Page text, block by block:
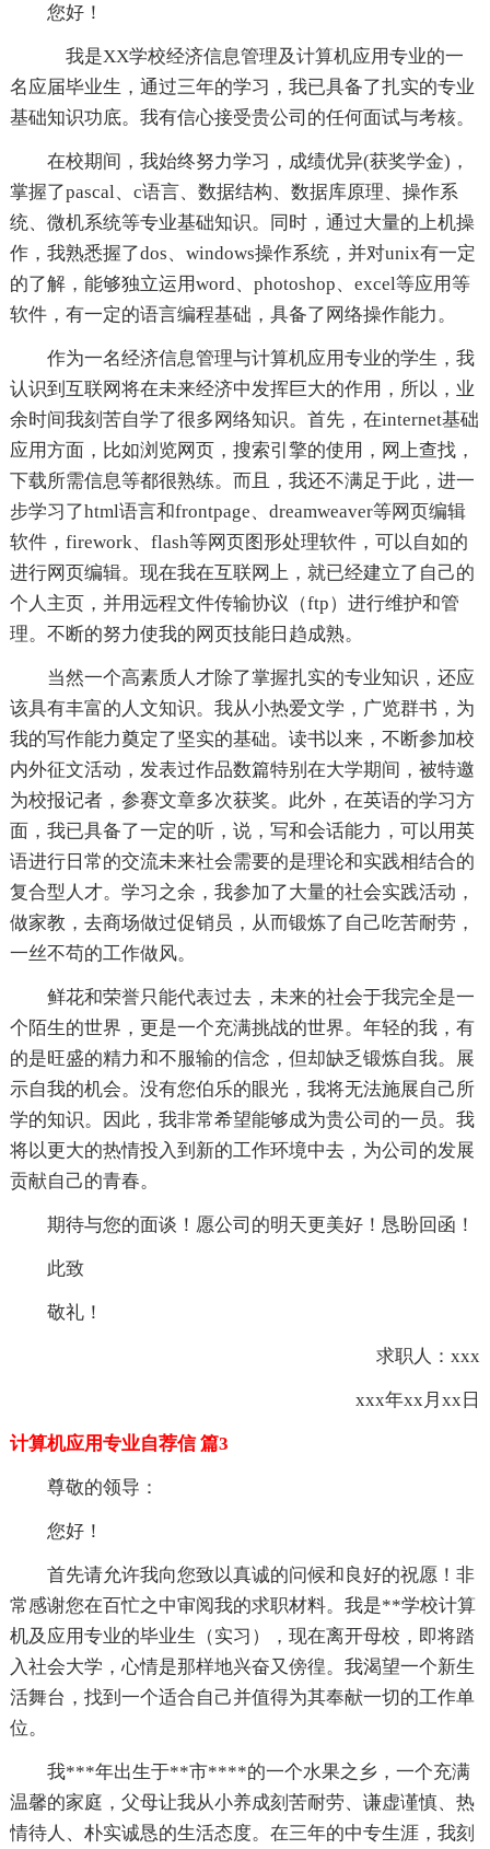
您好！
我是XX学校经济信息管理及计算机应用专业的一
名应届毕业生，通过三年的学习，我已具备了扎实的专业
基础知识功底。我有信心接受贵公司的任何面试与考核。
在校期间，我始终努力学习，成绩优异(获奖学金)，
掌握了pascal、c语言、数据结构、数据库原理、操作系
统、微机系统等专业基础知识。同时，通过大量的上机操
作，我熟悉握了dos、windows操作系统，并对unix有一定
的了解，能够独立运用word、photoshop、excel等应用等
软件，有一定的语言编程基础，具备了网络操作能力。
作为一名经济信息管理与计算机应用专业的学生，我
认识到互联网将在未来经济中发挥巨大的作用，所以，业
余时间我刻苦自学了很多网络知识。首先，在internet基础
应用方面，比如浏览网页，搜索引擎的使用，网上查找，
下载所需信息等都很熟练。而且，我还不满足于此，进一
步学习了html语言和frontpage、dreamweaver等网页编辑
软件，firework、flash等网页图形处理软件，可以自如的
进行网页编辑。现在我在互联网上，就已经建立了自己的
个人主页，并用远程文件传输协议（ftp）进行维护和管
理。不断的努力使我的网页技能日趋成熟。
当然一个高素质人才除了掌握扎实的专业知识，还应
该具有丰富的人文知识。我从小热爱文学，广览群书，为
我的写作能力奠定了坚实的基础。读书以来，不断参加校
内外征文活动，发表过作品数篇特别在大学期间，被特邀
为校报记者，参赛文章多次获奖。此外，在英语的学习方
面，我已具备了一定的听，说，写和会话能力，可以用英
语进行日常的交流未来社会需要的是理论和实践相结合的
复合型人才。学习之余，我参加了大量的社会实践活动，
做家教，去商场做过促销员，从而锻炼了自己吃苦耐劳，
一丝不苟的工作做风。
鲜花和荣誉只能代表过去，未来的社会于我完全是一
个陌生的世界，更是一个充满挑战的世界。年轻的我，有
的是旺盛的精力和不服输的信念，但却缺乏锻炼自我。展
示自我的机会。没有您伯乐的眼光，我将无法施展自己所
学的知识。因此，我非常希望能够成为贵公司的一员。我
将以更大的热情投入到新的工作环境中去，为公司的发展
贡献自己的青春。
期待与您的面谈！愿公司的明天更美好！恳盼回函！
此致
敬礼！
求职人：xxx
xxx年xx月xx日
计算机应用专业自荐信 篇3
尊敬的领导：
您好！
首先请允许我向您致以真诚的问候和良好的祝愿！非
常感谢您在百忙之中审阅我的求职材料。我是**学校计算
机及应用专业的毕业生（实习），现在离开母校，即将踏
入社会大学，心情是那样地兴奋又傍徨。我渴望一个新生
活舞台，找到一个适合自己并值得为其奉献一切的工作单
位。
我***年出生于**市****的一个水果之乡，一个充满
温馨的家庭，父母让我从小养成刻苦耐劳、谦虚谨慎、热
情待人、朴实诚恳的生活态度。在三年的中专生涯，我刻